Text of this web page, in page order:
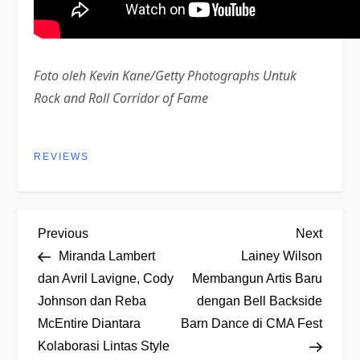
Foto oleh Kevin Kane/Getty Photographs Untuk
Rock and Roll Corridor of Fame
REVIEWS
P
o
s
t
Previous
Post
Previous
Miranda Lambert
dan Avril Lavigne, Cody
Johnson dan Reba
McEntire Diantara
Kolaborasi Lintas Style
Next
Post
Next
Lainey Wilson
Membangun Artis Baru
dengan Bell Backside
Barn Dance di CMA Fest